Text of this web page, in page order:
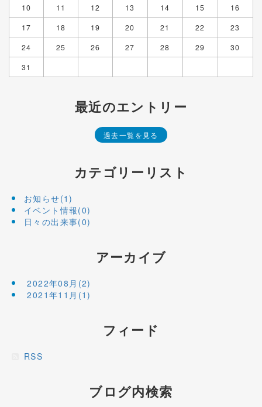
10
11 12 13 14 15
16
17
18 19 20 21 22
23
24
25 26 27 28 29
30
31
最近のエントリー
過去一覧を見る
カテゴリーリスト
お知らせ(1)
イベント情報(0)
日々の出来事(0)
アーカイブ
2022年08月(2)
2021年11月(1)
フィード
RSS
ブログ内検索